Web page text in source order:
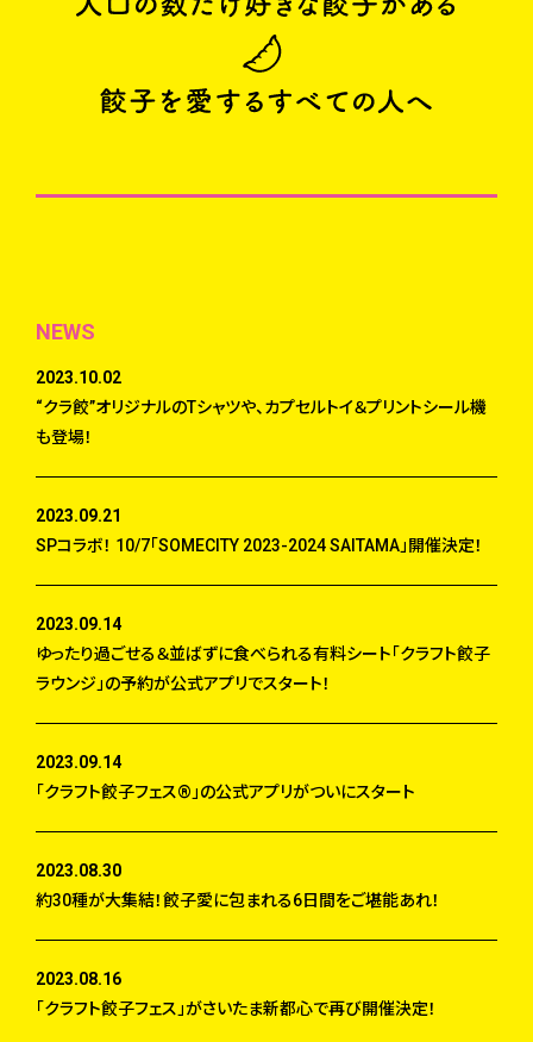
NEWS
2023.10.02
“クラ餃”オリジナルのTシャツや、カプセルトイ＆プリントシール機
も登場！
2023.09.21
SPコラボ！ 10/7「SOMECITY 2023-2024 SAITAMA」開催決定！
2023.09.14
ゆったり過ごせる＆並ばずに食べられる有料シート「クラフト餃子
ラウンジ」の予約が公式アプリでスタート！
2023.09.14
「クラフト餃子フェス®︎」の公式アプリがついにスタート
2023.08.30
約30種が大集結！餃子愛に包まれる6日間をご堪能あれ！
2023.08.16
「クラフト餃子フェス」がさいたま新都心で再び開催決定！